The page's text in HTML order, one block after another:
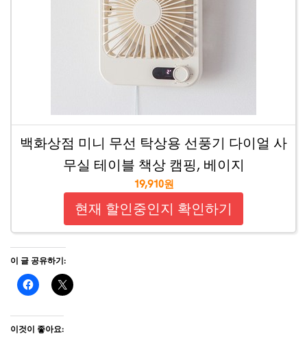
백화상점 미니 무선 탁상용 선풍기 다이얼 사
무실 테이블 책상 캠핑, 베이지
19,910원
현재 할인중인지 확인하기
이 글 공유하기:
이것이 좋아요: